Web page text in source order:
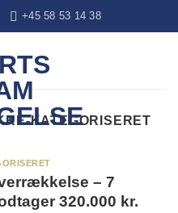
+45 58 53 14 38
KATEGORISERET
– 7
320.000 kr.